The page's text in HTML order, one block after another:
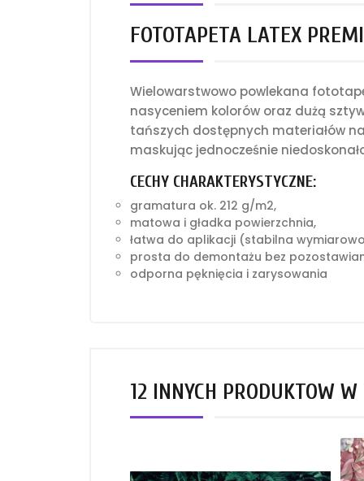
FOTOTAPETA LATEX
Wielowarstwowo powlekana
nasyceniem kolorów oraz dużą
tańszych dostępnych materiałów
maskując jednocześnie
CECHY CHARAKTERYSTYCZNE:
gramatura ok. 212 g/m2,
matowa i gładka powierzchnia,
łatwa do aplikacji (stabilna
prosta do demontażu bez
odporna pęknięcia i zarysowania
12 INNYCH PRODUKTÓW